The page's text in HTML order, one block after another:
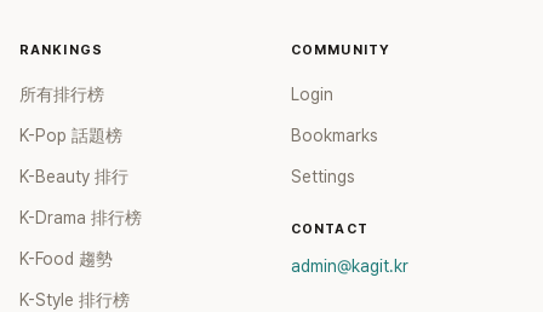
RANKINGS
所有排行榜
K-Pop 話題榜
K-Beauty 排行
K-Drama 排行榜
K-Food 趨勢
K-Style 排行榜
COMMUNITY
Login
Bookmarks
Settings
CONTACT
admin@kagit.kr